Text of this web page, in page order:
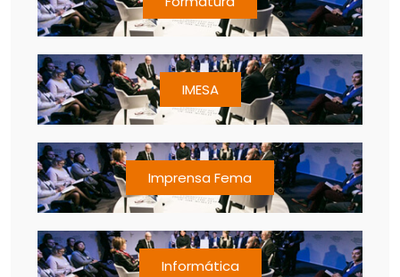
IMESA
Imprensa Fema
Informática